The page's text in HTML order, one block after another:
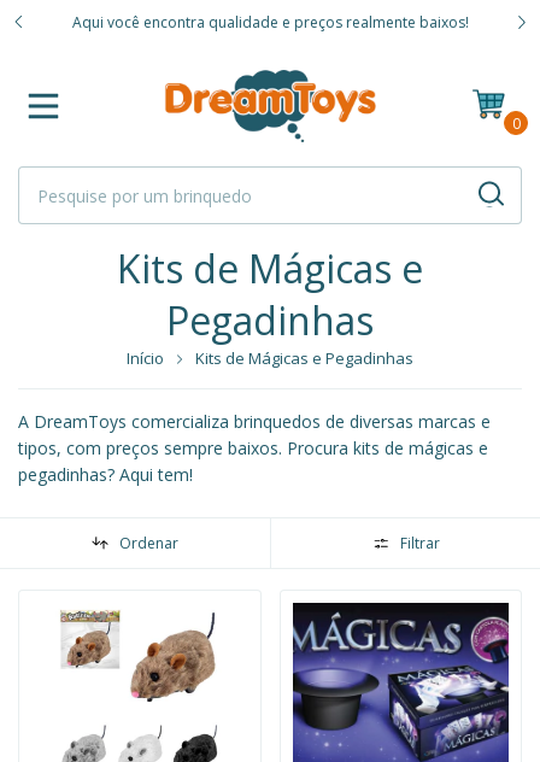
Aqui você encontra qualidade e preços realmente baixos!
0
Kits de Mágicas e
Pegadinhas
Início Kits de Mágicas e Pegadinhas
A DreamToys comercializa brinquedos de diversas marcas e
tipos, com preços sempre baixos. Procura kits de mágicas e
pegadinhas? Aqui tem!
Ordenar Filtrar